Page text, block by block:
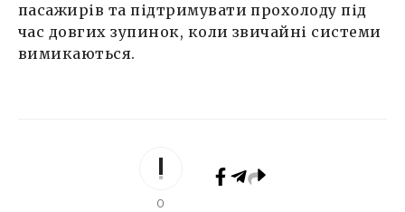
пасажирів та підтримувати прохолоду під
час довгих зупинок, коли звичайні системи
вимикаються.
0